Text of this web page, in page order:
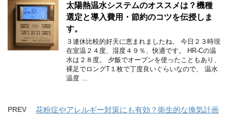
太陽熱温水システムのオススメは？機種
選定と導入費用・節約のコツを伝授しま
す。
３連休比較的好天に恵まれましたね。 今日２３時現
在室温２４度、湿度４９％、快適です。 HR-Cの温
水は２８度。 夕飯でオーブンを使ったこともあり、
裸足でロングT１枚で丁度良いぐらいなので、 温水
温度 …
PREV
花粉症やアレルギー対策にも有効？衛生的な換気計画